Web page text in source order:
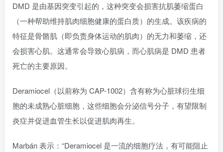
DMD 是由基因突变引起的，这种突变会损害抗肌萎缩蛋白
（一种帮助维持肌肉细胞健康的蛋白质）的生成。该疾病的
特征是骨骼肌（即负责身体运动的肌肉）的无力和萎缩，还
会损害心肌。这通常会导致心肌病，而心肌病是 DMD 患者
死亡的主要原因。
Deramiocel（以前称为 CAP-1002）含有称为心脏球衍生细
胞的未成熟心脏细胞，这些细胞会分泌信号分子，有望限制
炎症并促进血管生长以促进肌肉再生。
Marbán 表示：“Deramiocel 是一流的细胞疗法，有可能阻止